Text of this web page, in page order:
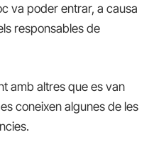
va poder entrar, a causa
responsables de
amb altres que es van
coneixen algunes de les